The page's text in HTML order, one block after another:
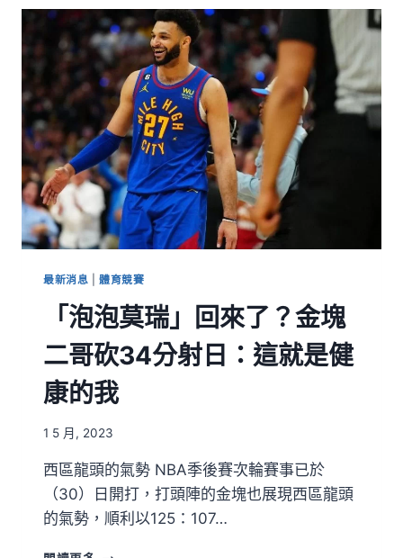
最新消息 |體育競賽
「泡泡莫瑞」回來了？金塊
二哥砍34分射日：這就是健
康的我
1 5 月, 2023
西區龍頭的氣勢 NBA季後賽次輪賽事已於
（30）日開打，打頭陣的金塊也展現西區龍頭
的氣勢，順利以125：107…